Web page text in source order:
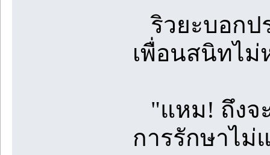
ริวยะบอกป
เพื่อนสนิทไม่
"แหม! ถึงจ
การรักษาไม่